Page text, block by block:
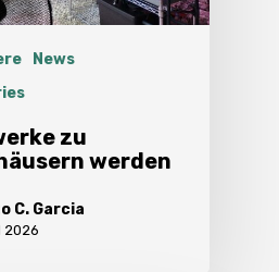
News
zu
werden
C. Garcia
2026